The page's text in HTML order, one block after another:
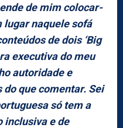
de mim colocar-
lugar naquele sofá
de dois ‘Big
executiva do meu
autoridade e
que comentar. Sei
só tem a
inclusiva e de